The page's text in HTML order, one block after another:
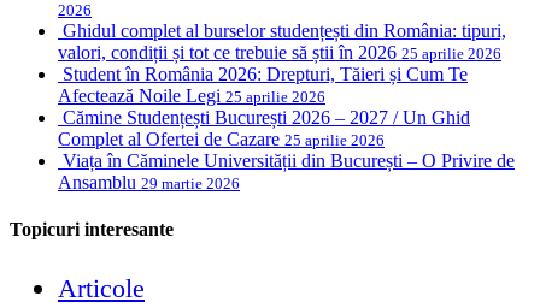
2026
Ghidul complet al burselor studențești din România: tipuri,
valori, condiții și tot ce trebuie să știi în 2026 25 aprilie 2026
Student în România 2026: Drepturi, Tăieri și Cum Te
Afectează Noile Legi 25 aprilie 2026
Cămine Studențești București 2026 – 2027 / Un Ghid
Complet al Ofertei de Cazare 25 aprilie 2026
Viața în Căminele Universității din București – O Privire de
Ansamblu 29 martie 2026
Topicuri interesante
Articole